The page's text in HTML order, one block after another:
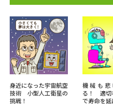
身近になった宇宙航空
技術 小型人工衛星の
挑戦！
機械も
る！ 適切
で寿命を延